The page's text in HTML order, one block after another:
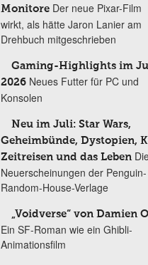
Monitore Der neue Pixar-Film
wirkt, als hätte Jaron Lanier am
Drehbuch mitgeschrieben
Gaming-Highlights im
2026 Neues Futter für PC und
Konsolen
Neu im Juli: Star Wars,
Geheimbünde, Dystopien,
Zeitreisen und das Leben
Neuerscheinungen der Penguin-
Random-House-Verlage
„Voidverse“ von Damien
Ein SF-Roman wie ein Ghibli-
Animationsfilm